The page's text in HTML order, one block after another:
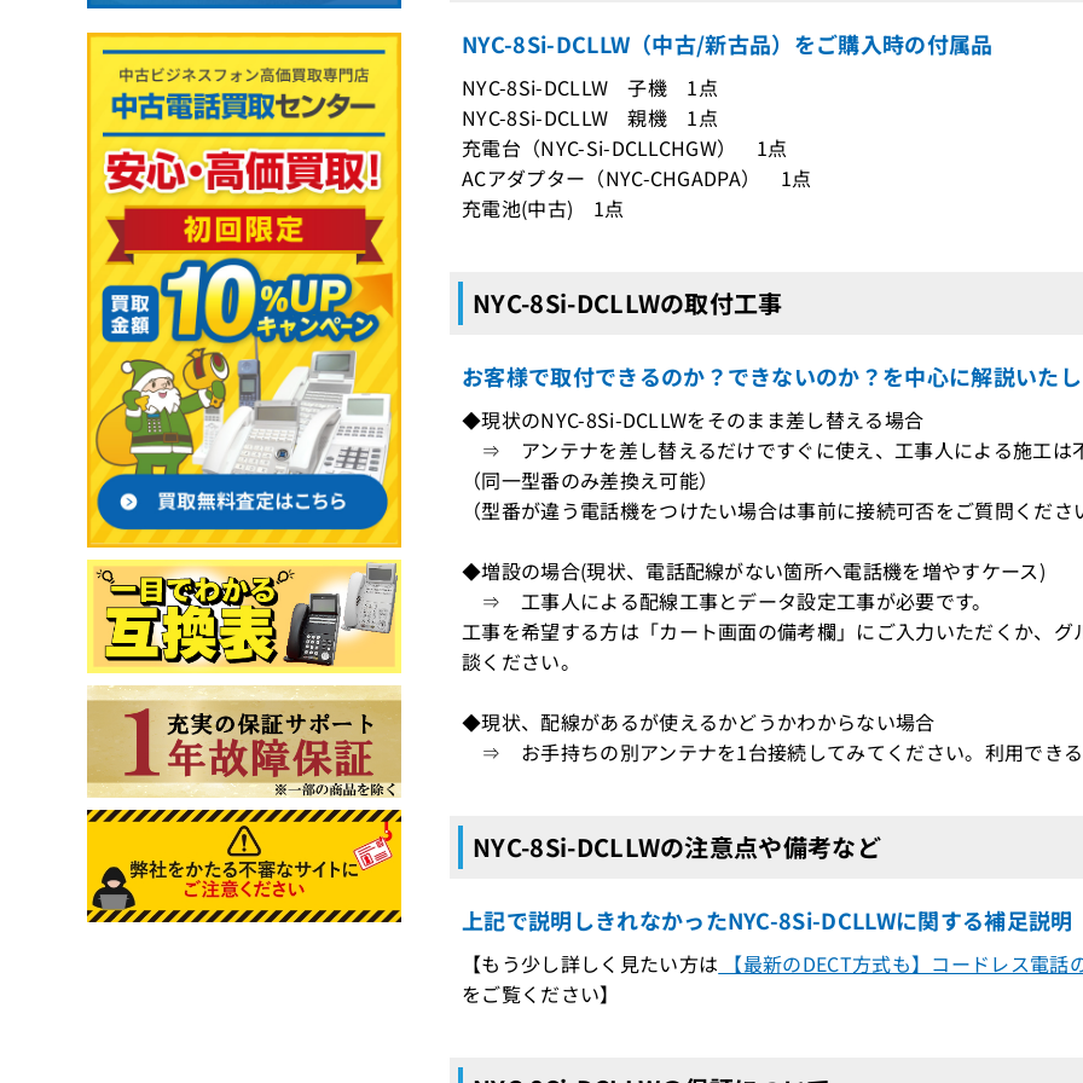
NYC-8Si-DCLLW（中古/新古品）をご購入時の付属品
NYC-8Si-DCLLW 子機 1点
NYC-8Si-DCLLW 親機 1点
充電台（NYC-Si-DCLLCHGW） 1点
ACアダプター（NYC-CHGADPA） 1点
充電池(中古) 1点
NYC-8Si-DCLLWの取付工事
お客様で取付できるのか？できないのか？を中心に解説いた
◆現状のNYC-8Si-DCLLWをそのまま差し替える場合
⇒ アンテナを差し替えるだけですぐに使え、工事人による施工は不
（同一型番のみ差換え可能）
（型番が違う電話機をつけたい場合は事前に接続可否をご質問くださ
◆増設の場合(現状、電話配線がない箇所へ電話機を増やすケース)
⇒ 工事人による配線工事とデータ設定工事が必要です。
工事を希望する方は「カート画面の備考欄」にご入力いただくか、グ
談ください。
◆現状、配線があるが使えるかどうかわからない場合
⇒ お手持ちの別アンテナを1台接続してみてください。利用でき
NYC-8Si-DCLLWの注意点や備考など
上記で説明しきれなかったNYC-8Si-DCLLWに関する補足説明
【もう少し詳しく見たい方は 【最新のDECT方式も】コードレス電
をご覧ください】